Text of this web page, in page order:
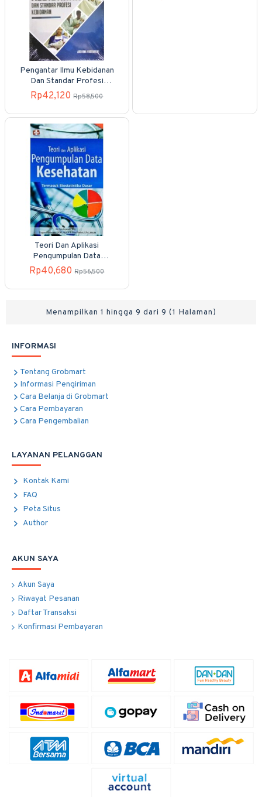
Pengantar Ilmu Kebidanan
Dan Standar Profesi
Kebidanan
Rp42,120 Rp58,500
Teori Dan Aplikasi
Pengumpulan Data
Kesehatan, Termasuk
Biostatistika Dasar
Rp40,680 Rp56,500
Menampilkan 1 hingga 9 dari 9 (1 Halaman)
INFORMASI
Tentang Grobmart
Informasi Pengiriman
Cara Belanja di Grobmart
Cara Pembayaran
Cara Pengembalian
LAYANAN PELANGGAN
Kontak Kami
FAQ
Peta Situs
Author
AKUN SAYA
Akun Saya
Riwayat Pesanan
Daftar Transaksi
Konfirmasi Pembayaran